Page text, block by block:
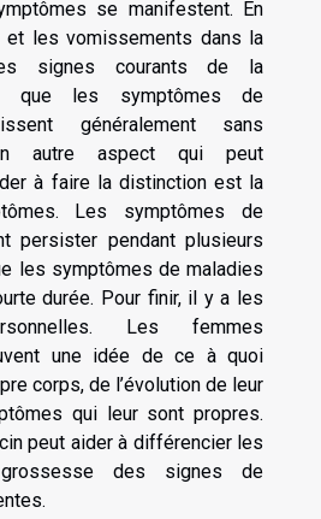
se manifestent. En
les vomissements dans la
signes courants de la
que les symptômes de
généralement sans
autre aspect qui peut
à faire la distinction est la
Les symptômes de
persister pendant plusieurs
les symptômes de maladies
durée. Pour finir, il y a les
Les femmes
une idée de ce à quoi
corps, de l’évolution de leur
qui leur sont propres.
peut aider à différencier les
des signes de